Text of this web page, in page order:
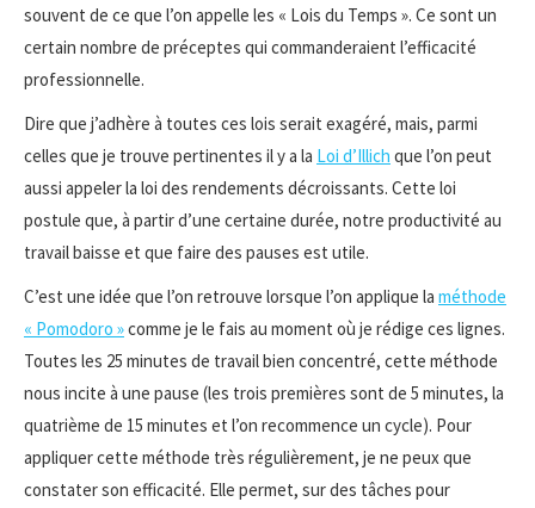
souvent de ce que l’on appelle les « Lois du Temps ». Ce sont un
certain nombre de préceptes qui commanderaient l’efficacité
professionnelle.
Dire que j’adhère à toutes ces lois serait exagéré, mais, parmi
celles que je trouve pertinentes il y a la Loi d’Illich que l’on peut
aussi appeler la loi des rendements décroissants. Cette loi
postule que, à partir d’une certaine durée, notre productivité au
travail baisse et que faire des pauses est utile.
C’est une idée que l’on retrouve lorsque l’on applique la méthode
« Pomodoro »comme je le fais au moment où je rédige ces lignes.
Toutes les 25 minutes de travail bien concentré, cette méthode
nous incite à une pause (les trois premières sont de 5 minutes, la
quatrième de 15 minutes et l’on recommence un cycle). Pour
appliquer cette méthode très régulièrement, je ne peux que
constater son efficacité. Elle permet, sur des tâches pour